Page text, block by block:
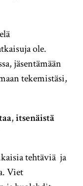
ole.
jäsentämään
tekemistäsi,
,itsenäistä
tehtäviä ja
Viet